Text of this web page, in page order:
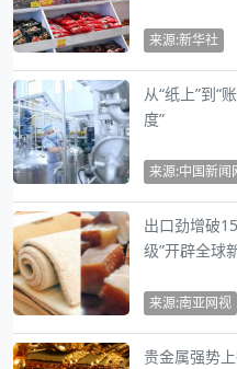
来源:新华社
从“纸上”到“
度”
来源:中国新闻
出口劲增破
级”开辟全球
来源:南亚网视
贵金属强势